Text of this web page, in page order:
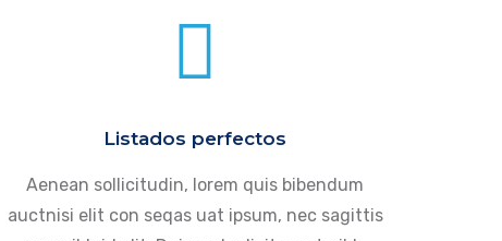
Listados perfectos
Aenean sollicitudin, lorem quis bibendum
auctnisi elit con seqas uat ipsum, nec sagittis